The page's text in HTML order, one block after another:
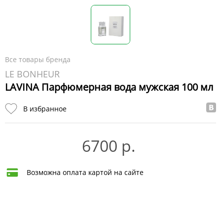
Все товары бренда
LE BONHEUR
LAVINA Парфюмерная вода мужская 100 мл
В избранное
6700 р.
Возможна оплата картой на сайте